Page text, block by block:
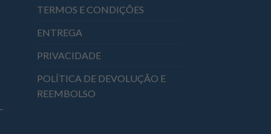
TERMOS E CONDIÇÕES
ENTREGA
PRIVACIDADE
POLÍTICA DE DEVOLUÇÃO E
REEMBOLSO